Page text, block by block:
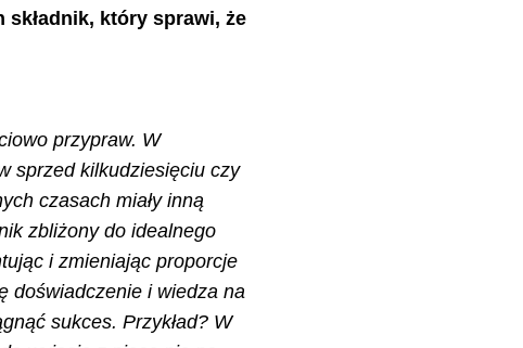
który sprawi, że
przypraw. W
sprzed kilkudziesięciu czy
czasach miały inną
zbliżony do idealnego
i zmieniając proporcje
doświadczenie i wiedza na
sukces. Przykład? W